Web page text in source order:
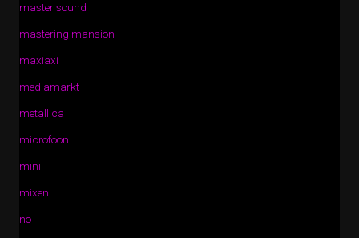
master sound
mastering mansion
maxiaxi
mediamarkt
metallica
microfoon
mini
mixen
no